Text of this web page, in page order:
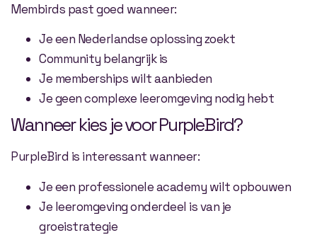
Membirds past goed wanneer:
Je een Nederlandse oplossing zoekt
Community belangrijk is
Je memberships wilt aanbieden
Je geen complexe leeromgeving nodig hebt
Wanneer kies je voor PurpleBird?
PurpleBird is interessant wanneer:
Je een professionele academy wilt opbouwen
Je leeromgeving onderdeel is van je
groeistrategie